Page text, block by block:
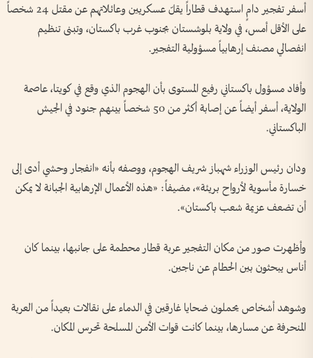
أسفر تفجير دامٍ استهدف قطاراً يقلّ عسكريين وعائلاتهم عن مقتل 24 شخصاً
على الأقل أمس، في ولاية بلوشستان بجنوب غرب باكستان، وتبنى تنظيم
انفصالي مصنف إرهابياً مسؤولية التفجير.
وأفاد مسؤول باكستاني رفيع المستوى بأن الهجوم الذي وقع في كويتا، عاصمة
الولاية، أسفر أيضاً عن إصابة أكثر من 50 شخصاً بينهم جنود في الجيش
الباكستاني.
ودان رئيس الوزراء شهباز شريف الهجوم، ووصفه بأنه «انفجار وحشي أدى إلى
خسارة مأسوية لأرواح بريئة»، مضيفاً: «هذه الأعمال الإرهابية الجبانة لا يمكن
أن تضعف عزيمة شعب باكستان».
وأظهرت صور من مكان التفجير عربة قطار محطمة على جانبها، بينما كان
أناس يبحثون بين الحطام عن ناجين.
وشوهد أشخاص يحملون ضحايا غارقين في الدماء على نقالات بعيداً من العربة
المنحرفة عن مسارها، بينما كانت قوات الأمن المسلحة تحرس المكان.